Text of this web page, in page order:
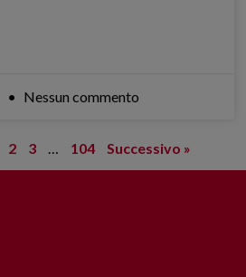
Nessun commento
2 3 104 Successivo »